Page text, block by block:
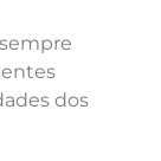
dos